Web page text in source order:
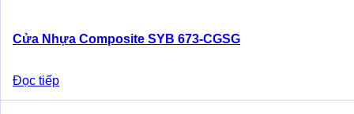
Cửa Nhựa Composite SYB 673-CGSG
Đọc tiếp